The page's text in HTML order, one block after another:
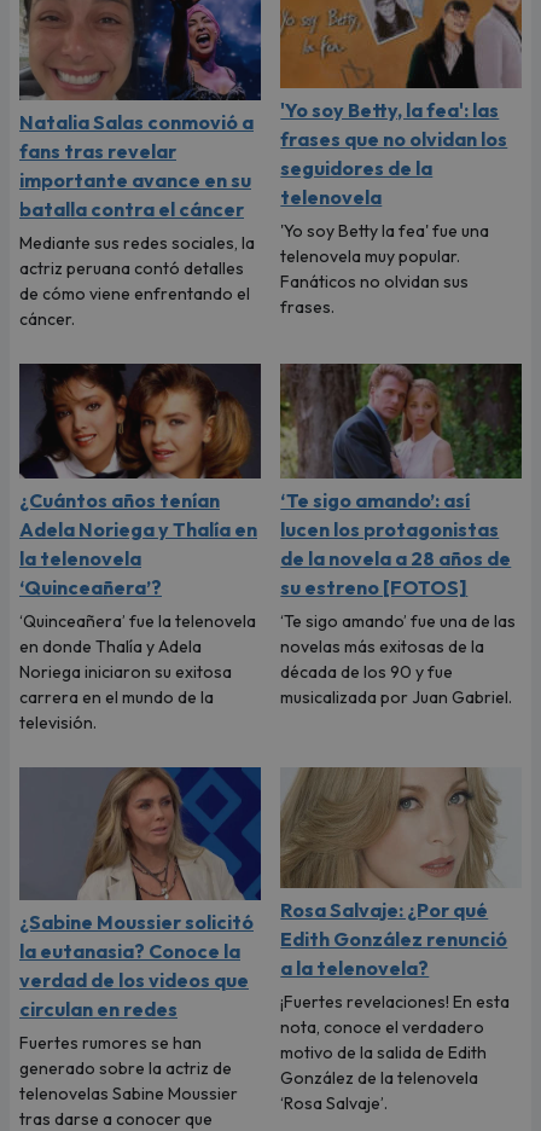
Natalia Salas conmovió a
fans tras revelar
importante avance en su
batalla contra el cáncer
Mediante sus redes sociales, la
actriz peruana contó detalles
de cómo viene enfrentando el
cáncer.
'Yo soy Betty, la fea': las
frases que no olvidan los
seguidores de la
telenovela
'Yo soy Betty la fea' fue una
telenovela muy popular.
Fanáticos no olvidan sus
frases.
¿Cuántos años tenían
Adela Noriega y Thalía en
la telenovela
‘Quinceañera’?
‘Quinceañera’ fue la telenovela
en donde Thalía y Adela
Noriega iniciaron su exitosa
carrera en el mundo de la
televisión.
‘Te sigo amando’: así
lucen los protagonistas
de la novela a 28 años de
su estreno [FOTOS]
‘Te sigo amando’ fue una de las
novelas más exitosas de la
década de los 90 y fue
musicalizada por Juan Gabriel.
¿Sabine Moussier solicitó
la eutanasia? Conoce la
verdad de los videos que
circulan en redes
Fuertes rumores se han
generado sobre la actriz de
telenovelas Sabine Moussier
tras darse a conocer que
Rosa Salvaje: ¿Por qué
Edith González renunció
a la telenovela?
¡Fuertes revelaciones! En esta
nota, conoce el verdadero
motivo de la salida de Edith
González de la telenovela
‘Rosa Salvaje’.